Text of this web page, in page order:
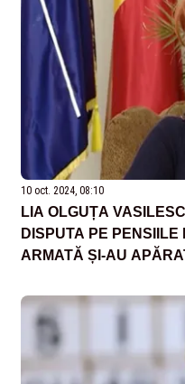
10 oct. 2024, 08:10
LIA OLGUȚA
DISPUTA PE PENSIILE
ARMATĂ ȘI-AU
EXPLICAȚII PE OUG 59